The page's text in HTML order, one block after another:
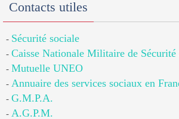
Contacts utiles
- Sécurité sociale
- Caisse Nationale Militaire de Sécurité
- Mutuelle UNEO
- Annuaire des services sociaux en
- G.M.P.A.
- A.G.P.M.